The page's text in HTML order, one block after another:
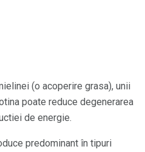
(o acoperire grasa), unii
poate reduce degenerarea
de energie.
predominant în tipuri